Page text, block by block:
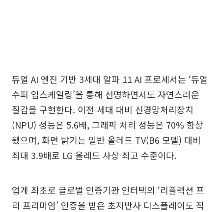
듀얼 AI 엔진 기반 3세대 알파 11 AI 프로세서는 ‘듀얼
수퍼 업스케일링’을 통해 선명하면서도 자연스러운
질감을 구현한다. 이전 세대 대비 신경망처리장치
(NPU) 성능은 5.6배, 그래픽 처리 성능은 70% 향상
됐으며, 화면 밝기는 일반 올레드 TV(B6 모델) 대비
최대 3.9배로 LG 올레드 사상 최고 수준이다.
업계 최초로 글로벌 인증기관 인터텍의 ‘리플렉션 프
리 프리미엄’ 인증을 받은 초저반사 디스플레이도 적